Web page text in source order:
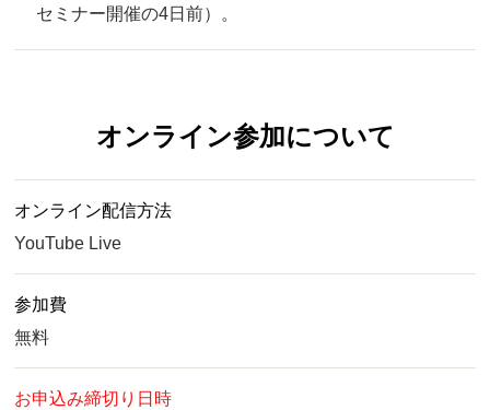
セミナー開催の4日前）。
オンライン参加について
オンライン配信方法
YouTube Live
参加費
無料
お申込み締切り日時